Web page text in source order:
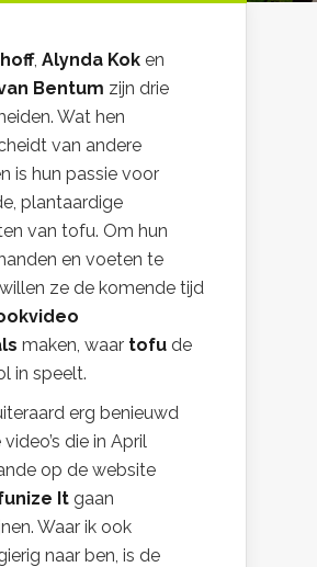
, Alynda Kok en
Bentum zijn drie
Wat hen
van andere
is hun passie voor
plantaardige
van tofu. Om hun
en voeten te
willen ze de komende tijd
maken, waar tofu de
in speelt.
erg benieuwd
die in April
op de website
It gaan
Waar ik ook
naar ben, is de